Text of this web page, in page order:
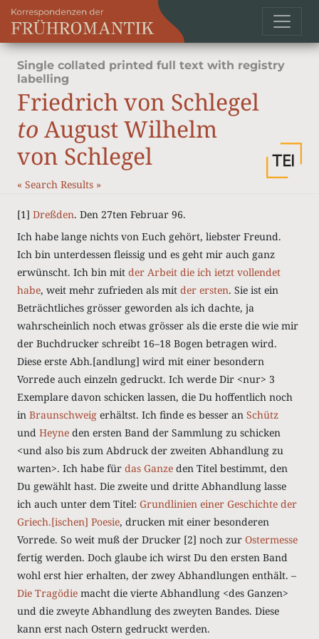
Single collated printed full text with registry
labelling
Friedrich von Schlegel
to August Wilhelm
von Schlegel
« Search Results »
[1] Dreßden. Den 27ten Februar 96.
Ich habe lange nichts von Euch gehört, liebster Freund.
Ich bin unterdessen fleissig und es geht mir auch ganz
erwünscht. Ich bin mit der Arbeit die ich ietzt vollendet
habe, weit mehr zufrieden als mit der ersten. Sie ist ein
Beträchtliches grösser geworden als ich dachte, ja
wahrscheinlich noch etwas grösser als die erste die wie mir
der Buchdrucker schreibt 16–18 Bogen betragen wird.
Diese erste Abh.[andlung] wird mit einer besondern
Vorrede auch einzeln gedruckt. Ich werde Dir <nur> 3
Exemplare davon schicken lassen, die Du hoffentlich noch
in Braunschweig erhältst. Ich finde es besser an Schütz
und Heyne den ersten Band der Sammlung zu schicken
<und also bis zum Abdruck der zweiten Abhandlung zu
warten>. Ich habe für das Ganze den Titel bestimmt, den
Du gewählt hast. Die zweite und dritte Abhandlung lasse
ich auch unter dem Titel: Grundlinien einer Geschichte der
Griech.[ischen] Poesie, drucken mit einer besonderen
Vorrede. So weit muß der Drucker [2] noch zur Ostermesse
fertig werden. Doch glaube ich wirst Du den ersten Band
wohl erst hier erhalten, der zwey Abhandlungen enthält. –
Die Tragödie macht die vierte Abhandlung <des Ganzen>
und die zweyte Abhandlung des zweyten Bandes. Diese
kann erst nach Ostern gedruckt werden.